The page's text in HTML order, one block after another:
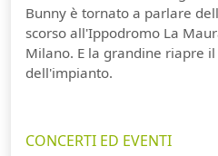
Bunny è tornato a parlare
scorso all'Ippodromo La
Milano. E la grandine riapre
dell'impianto.
CONCERTI ED EVENTI